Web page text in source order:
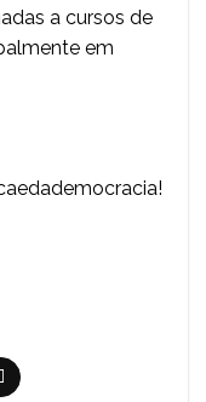
a cursos de
em